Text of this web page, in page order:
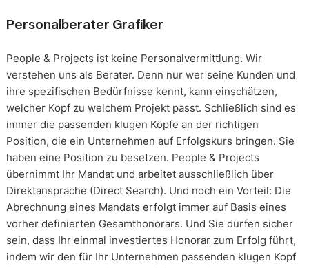
Personalberater Grafiker
People & Projects ist keine Personalvermittlung. Wir
verstehen uns als Berater. Denn nur wer seine Kunden und
ihre spezifischen Bedürfnisse kennt, kann einschätzen,
welcher Kopf zu welchem Projekt passt. Schließlich sind es
immer die passenden klugen Köpfe an der richtigen
Position, die ein Unternehmen auf Erfolgskurs bringen. Sie
haben eine Position zu besetzen. People & Projects
übernimmt Ihr Mandat und arbeitet ausschließlich über
Direktansprache (Direct Search). Und noch ein Vorteil: Die
Abrechnung eines Mandats erfolgt immer auf Basis eines
vorher definierten Gesamthonorars. Und Sie dürfen sicher
sein, dass Ihr einmal investiertes Honorar zum Erfolg führt,
indem wir den für Ihr Unternehmen passenden klugen Kopf